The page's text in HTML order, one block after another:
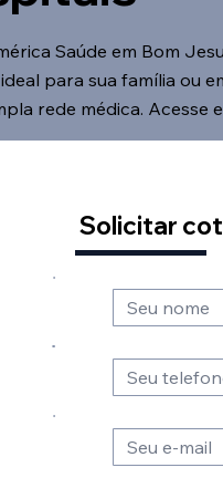
Saúde em Bom
para sua família ou
rede médica. Acesse
Solicitar